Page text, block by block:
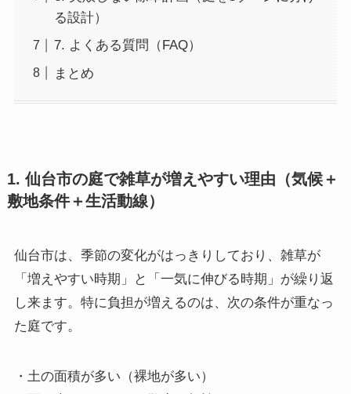
る設計）
7. よくある質問（FAQ）
まとめ
1. 仙台市の庭で雑草が増えやすい理由（気候＋
敷地条件＋生活動線）
仙台市は、季節の変化がはっきりしており、雑草が
「増えやすい時期」と「一気に伸びる時期」が繰り返
し来ます。特に負担が増えるのは、次の条件が重なっ
た庭です。
・土の面積が多い（裸地が多い）